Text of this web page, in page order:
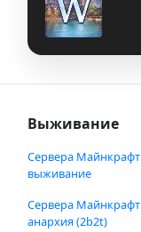
Выживание
Сервера Майнкрафт
выживание
Сервера Майнкрафт
анархия (2b2t)